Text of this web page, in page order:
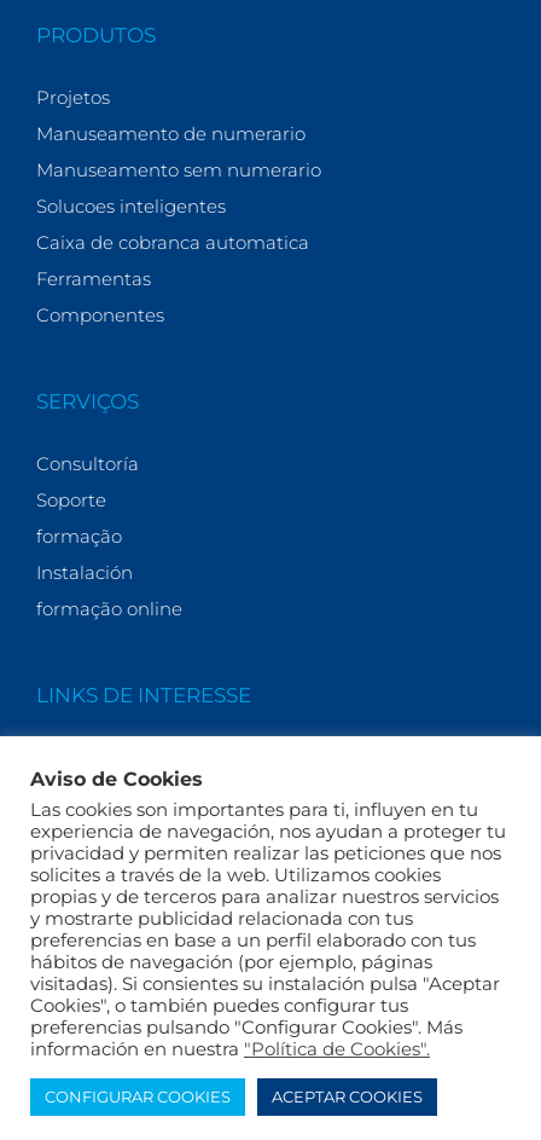
PRODUTOS
Projetos
Manuseamento de numerario
Manuseamento sem numerario
Solucoes inteligentes
Caixa de cobranca automatica
Ferramentas
Componentes
SERVIÇOS
Consultoría
Soporte
formação
Instalación
formação online
LINKS DE INTERESSE
Actualidade
FAQs
Política de privacidad Aviso Legal
Política de
cookies
Diseño y desarrollo porTelling
Aviso de Cookies
Las cookies son importantes para ti, influyen en tu
experiencia de navegación, nos ayudan a proteger tu
privacidad y permiten realizar las peticiones que nos
solicites a través de la web. Utilizamos cookies
propias y de terceros para analizar nuestros servicios
y mostrarte publicidad relacionada con tus
preferencias en base a un perfil elaborado con tus
hábitos de navegación (por ejemplo, páginas
visitadas). Si consientes su instalación pulsa "Aceptar
Cookies", o también puedes configurar tus
preferencias pulsando "Configurar Cookies". Más
información en nuestra "Política de Cookies".
CONFIGURAR COOKIES ACEPTAR COOKIES